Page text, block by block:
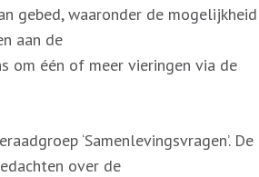
gebed, waaronder de mogelijkheid
aan de
om één of meer vieringen via de
‘Samenlevingsvragen’. De
over de